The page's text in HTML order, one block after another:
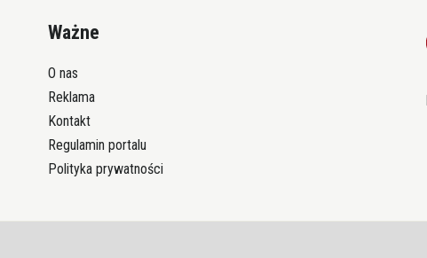
Ważne
O nas
Reklama
Kontakt
Regulamin portalu
Polityka prywatności